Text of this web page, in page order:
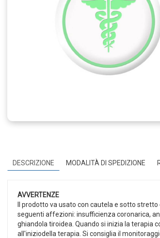
DESCRIZIONE MODALITÀ DI SPEDIZIONE
AVVERTENZE
Il prodotto va usato con cautela e sotto
seguenti affezioni: insufficienza coronarica,
ghiandola tiroidea. Quando si inizia la terapia
all'iniziodella terapia. Si consiglia il